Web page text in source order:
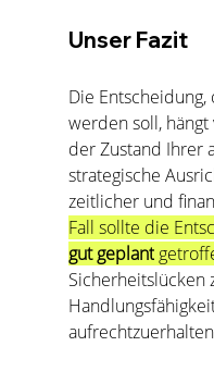
Unser Fazit
Die
werden soll,
der Zustand Ihrer
strategische
zeitlicher und
Fall sollte die
gut geplant
Sicherheitslücken